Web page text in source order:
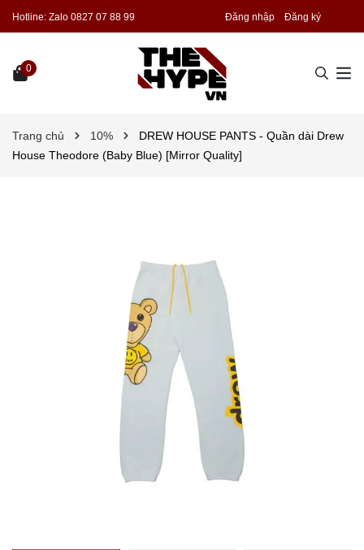
Hotline: Zalo 0827 07 88 99 Đăng nhập Đăng ký
0
Trang chủ 10%
DREW HOUSE PANTS - Quần dài Drew
House Theodore (Baby Blue) [Mirror Quality]